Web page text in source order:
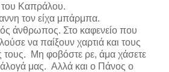
του Καπράλου.
τον είχα μπάρμπα.
άνθρωπος. Στο καφενείο που
να παίξουν χαρτιά και τους
τους.
Μη φοβόστε ρε, άμα χάσετε
μας. Αλλά και ο Πάνος ο